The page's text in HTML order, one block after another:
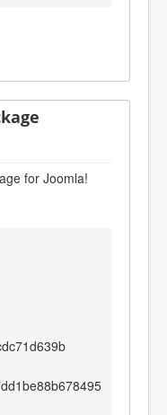
for Joomla!